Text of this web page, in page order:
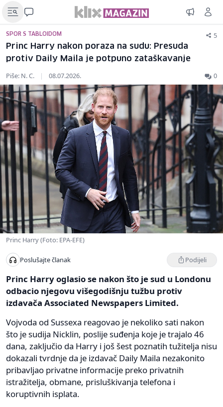
SPOR S TABLOIDOM 5
Princ Harry nakon poraza na sudu: Presuda
protiv Daily Maila je potpuno zataškavanje
Piše: N. C. | 08.07.2026. 0
Princ Harry (Foto: EPA-EFE)
Poslušajte članak Podijeli
Princ Harry oglasio se nakon što je sud u Londonu
odbacio njegovu višegodišnju tužbu protiv
izdavača Associated Newspapers Limited.
Vojvoda od Sussexa reagovao je nekoliko sati nakon
što je sudija Nicklin, poslije suđenja koje je trajalo 46
dana, zaključio da Harry i još šest poznatih tužitelja nisu
dokazali tvrdnje da je izdavač Daily Maila nezakonito
pribavljao privatne informacije preko privatnih
istražitelja, obmane, prisluškivanja telefona i
koruptivnih isplata.